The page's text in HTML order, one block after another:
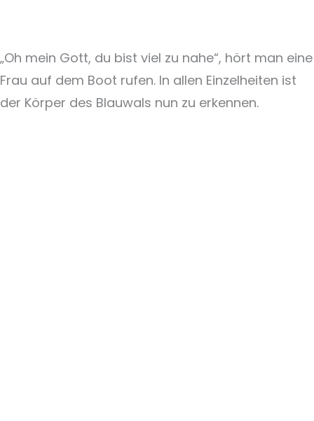
„Oh mein Gott, du bist viel zu nahe“, hört man eine
Frau auf dem Boot rufen. In allen Einzelheiten ist
der Körper des Blauwals nun zu erkennen.